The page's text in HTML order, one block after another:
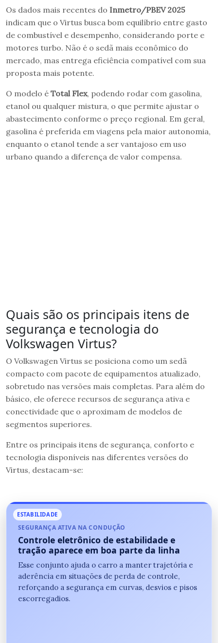
Os dados mais recentes do Inmetro/PBEV 2025
indicam que o Virtus busca bom equilíbrio entre gasto
de combustível e desempenho, considerando porte e
motores turbo. Não é o sedã mais econômico do
mercado, mas entrega eficiência compatível com sua
proposta mais potente.
O modelo é Total Flex, podendo rodar com gasolina,
etanol ou qualquer mistura, o que permite ajustar o
abastecimento conforme o preço regional. Em geral,
gasolina é preferida em viagens pela maior autonomia,
enquanto o etanol tende a ser vantajoso em uso
urbano quando a diferença de valor compensa.
Quais são os principais itens de
segurança e tecnologia do
Volkswagen Virtus?
O Volkswagen Virtus se posiciona como um sedã
compacto com pacote de equipamentos atualizado,
sobretudo nas versões mais completas. Para além do
básico, ele oferece recursos de segurança ativa e
conectividade que o aproximam de modelos de
segmentos superiores.
Entre os principais itens de segurança, conforto e
tecnologia disponíveis nas diferentes versões do
Virtus, destacam-se:
ESTABILIDADE
SEGURANÇA ATIVA NA CONDUÇÃO
Controle eletrônico de estabilidade e
tração aparece em boa parte da linha
Esse conjunto ajuda o carro a manter trajetória e
aderência em situações de perda de controle,
reforçando a segurança em curvas, desvios e pisos
escorregadios.